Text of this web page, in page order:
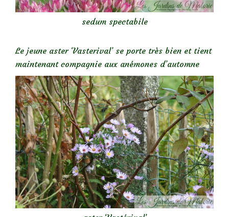
sedum spectabile
Le jeune aster ‘Vasterival’ se porte très bien et tient
maintenant compagnie aux anémones d’automne